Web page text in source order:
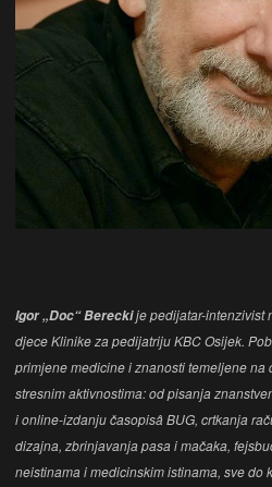
Igor „Doc“ Bereckije pedijatar-intenzivist
djece Klinike za pedijatriju KBC Osijek.
primjene medicine i znanosti temeljene na
stresnim aktivnostima: od pisanja
i online-izdanju časopisâ BUG, crtkanja
dizajna, zbrinjavanja pasa i mačaka,
neistinama i medicinskim istinama, sve do